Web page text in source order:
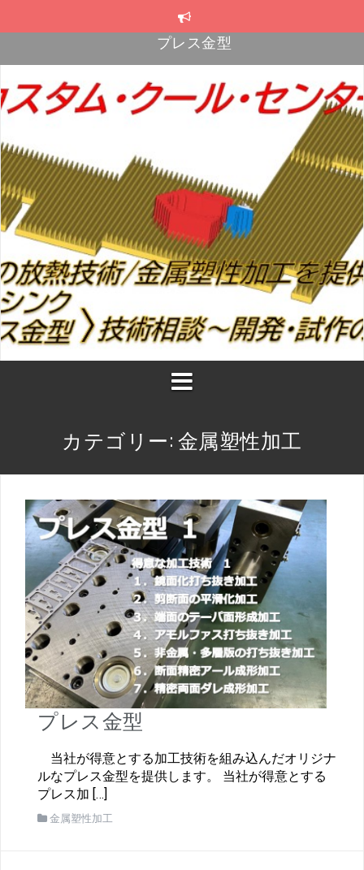
ン
へ
ス
ッ
プ
スカイブ・ヒートシンク
プレス金型
プレス金型
カテゴリー:金属塑性加工
プレス金型
当社が得意とする加工技術を組み込んだオリジナ
ルなプレス金型を提供します。 当社が得意とする
プレス加 […]
金属塑性加工